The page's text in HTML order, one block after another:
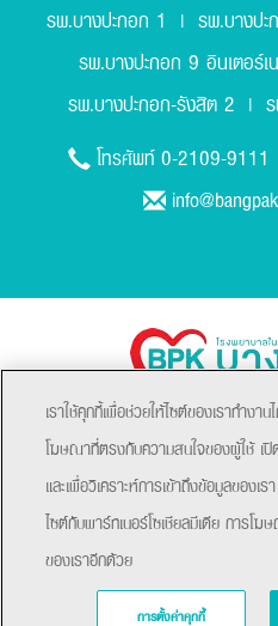
รพ.บางปะกอก 1 | รพ.บางป
รพ.บางปะกอก 9 อินเตอร์
รพ.บางปะกอก-รังสิต 2 |
โทรศัพท์0-2109-9111
Copyright © 2021
เราใช้คุกกี้เพื่อช่วยให้ไซต์ของเราทำง
โฆษณาที่ตรงกับความสนใจของผู้ใช้ เ
และเพื่อวิเคราะห์การเข้าถึงข้อมูลของเ
ไซต์กับพาร์ทเนอร์โซเชียลมีเดีย การโฆ
ของเราอีกด้วย
การตั้งค่าคุกกี้